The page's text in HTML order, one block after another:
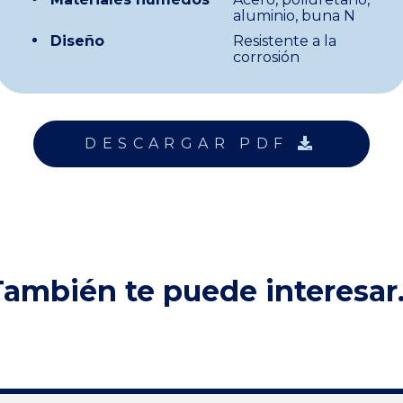
aluminio, buna N
Diseño
Resistente a la
corrosión
DESCARGAR PDF
te puede